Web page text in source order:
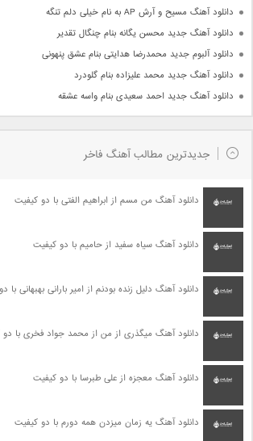
دانلود آهنگ مسیح و آرش AP به نام خیلی دلم تنگه
دانلود آهنگ جدید محسن یگانه بنام چنگال تقدیر
دانلود آلبوم جدید محمدرضا هدایتی بنام عشق پنهونی
دانلود آهنگ جدید محمد علیزاده بنام گلودرد
دانلود آهنگ جدید احمد سعیدی بنام واسه عشقه
جدیدترین مطالب آهنگ فاخر
دانلود آهنگ من مسم از ابراهیم الفتی با دو کیفیت
دانلود آهنگ سیاه سفید از حامیم با دو کیفیت
دانلود آهنگ دلیل زنده بودنم از امیر بارانی بهبهانی با
دانلود آهنگ میگذری از من از محمد جواد فخری با
دانلود آهنگ معجزه از علی طبرسا با دو کیفیت
دانلود آهنگ یه زمان میزدن همه دورم با دو کیفیت